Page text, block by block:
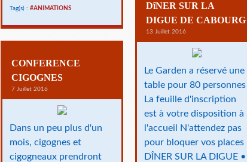
Tag(s) : #ANIMATIONS
DîNER SUR LA
DIGUE DE CABOURG
13 Juillet 2016
Le Garden a réservé une
table pour 80 personnes
La feuille d'inscription
est à votre disposition à
l'accueil N'attendez pas
pour bloquer vos places
DÎNER SUR LA DIGUE •
CONFERENCE
CIGOGNES
7 Juillet 2016
Dans un peu plus d'un
mois, cigognes et
cigogneaux prendront